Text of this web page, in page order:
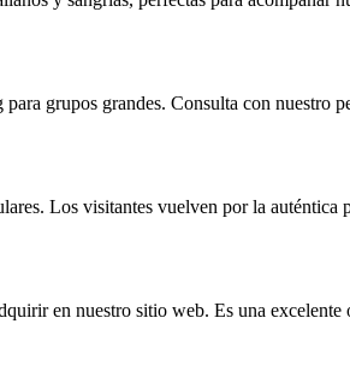
grupos grandes. Consulta con nuestro
Los visitantes vuelven por la auténtica
en nuestro sitio web. Es una